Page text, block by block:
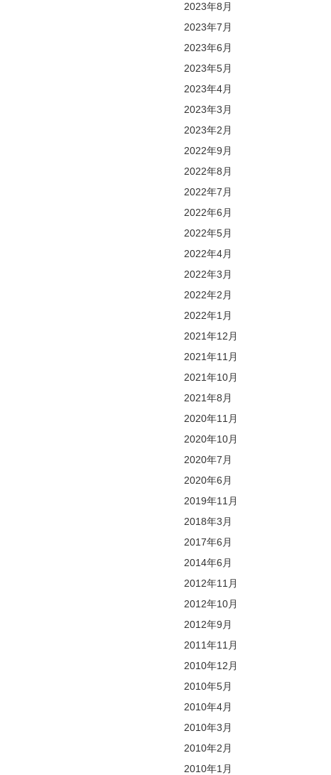
2023年8月
2023年7月
2023年6月
2023年5月
2023年4月
2023年3月
2023年2月
2022年9月
2022年8月
2022年7月
2022年6月
2022年5月
2022年4月
2022年3月
2022年2月
2022年1月
2021年12月
2021年11月
2021年10月
2021年8月
2020年11月
2020年10月
2020年7月
2020年6月
2019年11月
2018年3月
2017年6月
2014年6月
2012年11月
2012年10月
2012年9月
2011年11月
2010年12月
2010年5月
2010年4月
2010年3月
2010年2月
2010年1月